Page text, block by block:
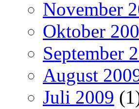
November
Oktober
September
August
Juli 2009